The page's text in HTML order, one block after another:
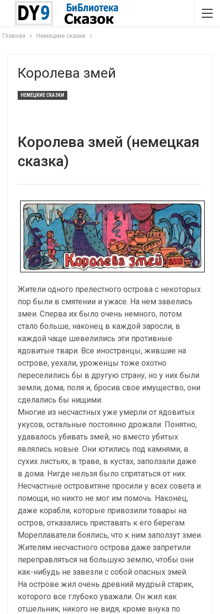
Главная Немецкие сказки
Королева змей
НЕМЕЦКИЕ СКАЗКИ
Королева змей (немецкая
сказка)
Жители одного прелестного острова с некоторых
пор были в смятении и ужасе. На нем завелись
змеи. Сперва их было очень немного, потом
стало больше, наконец в каждой заросли, в
каждой чаще шевелились эти противные
ядовитые твари. Все иностранцы, жившие на
острове, уехали, уроженцы тоже охотно
переселились бы в другую страну, но у них были
земли, дома, поля и, бросив свое имущество, они
сделались бы нищими.
Многие из несчастных уже умерли от ядовитых
укусов, остальные постоянно дрожали. Понятно,
удавалось убивать змей, но вместо убитых
являлись новые. Они ютились под камнями, в
сухих листьях, в траве, в кустах, заползали даже
в дома. Нигде нельзя было спрятаться от них.
Несчастные островитяне просили у всех совета и
помощи, но никто не мог им помочь. Наконец,
даже корабли, которые привозили товары на
остров, отказались приставать к его берегам.
Мореплаватели боялись, что к ним заползут змеи.
Жителям несчастного острова даже запретили
переправляться на большую землю, чтобы они
как-нибудь не завезли с собой опасных змей.
На острове жил очень древний мудрый старик,
которого все глубоко уважали. Он жил как
отшельник, никого не видя, кроме внука по